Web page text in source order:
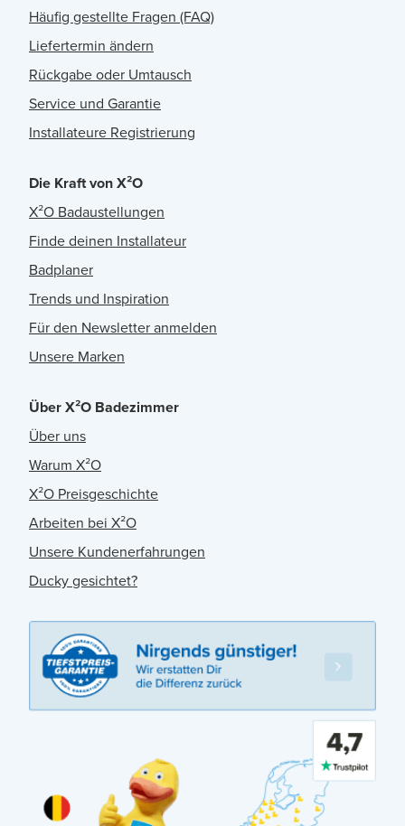
Häufig gestellte Fragen (FAQ)
Liefertermin ändern
Rückgabe oder Umtausch
Service und Garantie
Installateure Registrierung
Die Kraft von X²O
X²O Badaustellungen
Finde deinen Installateur
Badplaner
Trends und Inspiration
Für den Newsletter anmelden
Unsere Marken
Über X²O Badezimmer
Über uns
Warum X²O
X²O Preisgeschichte
Arbeiten bei X²O
Unsere Kundenerfahrungen
Ducky gesichtet?